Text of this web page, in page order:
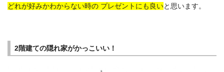
どれが好みかわからない時の プレゼントにも良いと思います。
2階建ての隠れ家がかっこいい！